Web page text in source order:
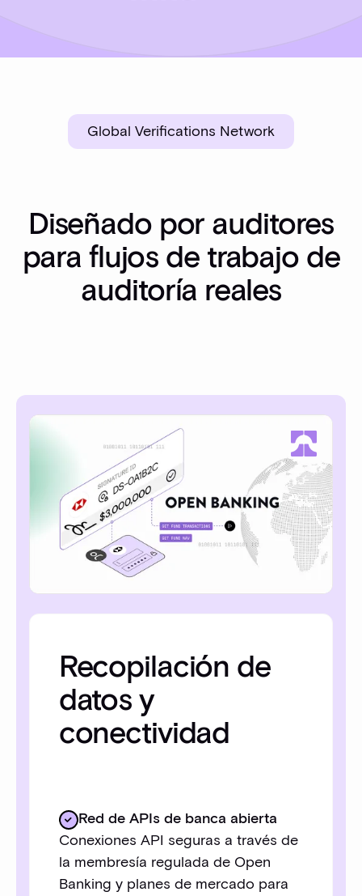
Global Verifications Network
Diseñado por auditores
para flujos de trabajo de
auditoría reales
Recopilación de
datos y
conectividad
Red de APIs de banca abierta
Conexiones API seguras a través de
la membresía regulada de Open
Banking y planes de mercado para